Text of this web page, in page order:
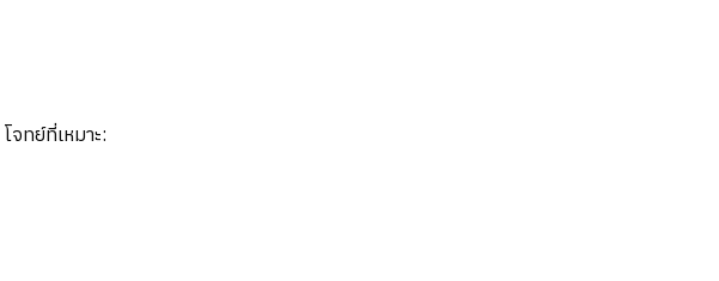
โจทย์ที่เหมาะ: